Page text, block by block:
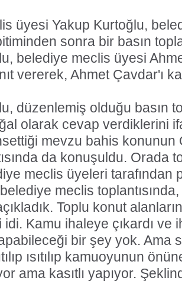
üyesi Yakup Kurtoğlu,
sonra bir basın
belediye meclis üyesi
vererek, Ahmet Çavdar'ı
düzenlemiş olduğu basın
olarak cevap verdiklerini
mevzu bahis konunun
da konuşuldu. Orada
meclis üyeleri
meclis
Toplu konut
Kamu ihaleye çıkardı ve
bir şey yok. Ama
ısıtılıp kamuoyunun
ama kasıtlı yapıyor.